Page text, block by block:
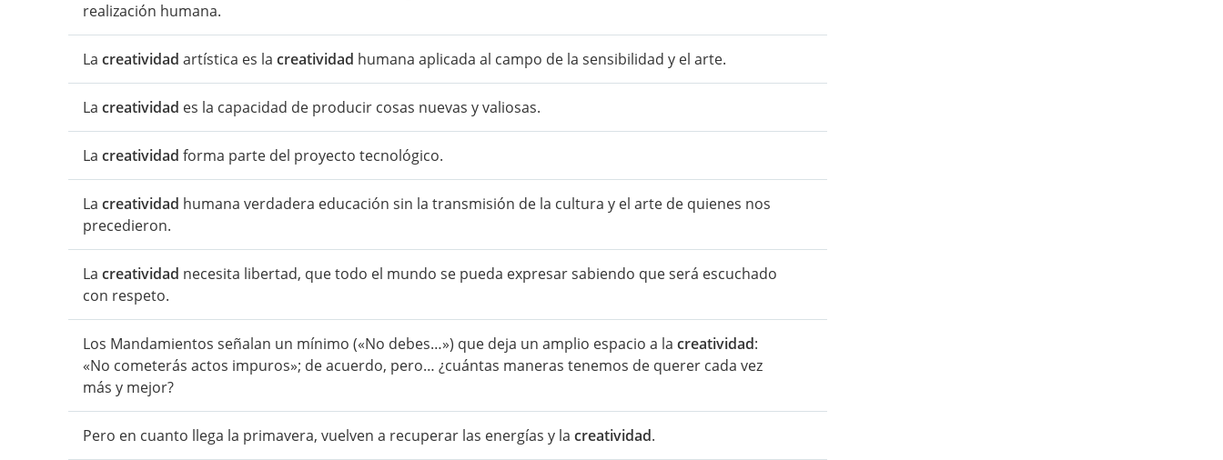
realización humana.
La creatividad artística es la creatividad humana aplicada al campo de la sensibilidad y el arte.
La creatividad es la capacidad de producir cosas nuevas y valiosas.
La creatividad forma parte del proyecto tecnológico.
La creatividad humana verdadera educación sin la transmisión de la cultura y el arte de quienes nos
precedieron.
La creatividad necesita libertad, que todo el mundo se pueda expresar sabiendo que será escuchado
con respeto.
Los Mandamientos señalan un mínimo («No debes…») que deja un amplio espacio a la creatividad:
«No cometerás actos impuros»; de acuerdo, pero… ¿cuántas maneras tenemos de querer cada vez
más y mejor?
Pero en cuanto llega la primavera, vuelven a recuperar las energías y la creatividad.